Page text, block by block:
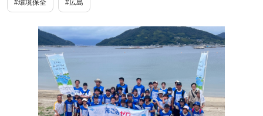
#環境保全 #広島